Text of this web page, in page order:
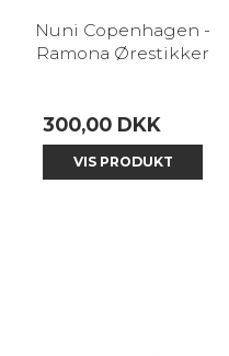
Nuni Copenhagen -
Ramona Ørestikker
300,00 DKK
VIS PRODUKT